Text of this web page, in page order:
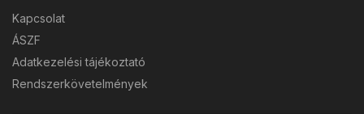
Kapcsolat
ÁSZF
Adatkezelési tájékoztató
Rendszerkövetelmények